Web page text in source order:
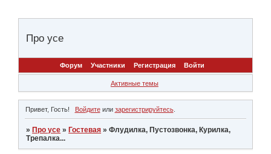
Про усе
Форум Участники Регистрация Войти
Активные темы
Привет, Гость! Войдитеили зарегистрируйтесь.
» Про усе » Гостевая »Флудилка, Пустозвонка, Курилка,
Трепалка...